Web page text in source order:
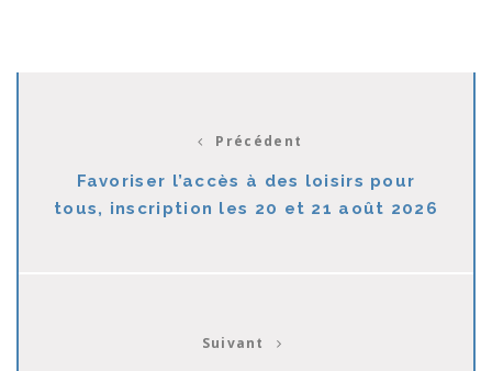
Précédent
Favoriser l’accès à des loisirs pour
tous, inscription les 20 et 21 août 2026
Suivant